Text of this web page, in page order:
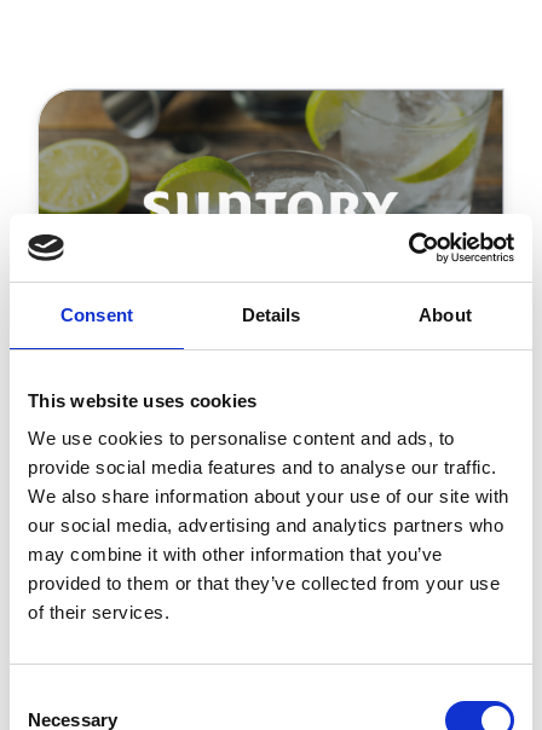
Consent Details About
This website uses cookies
We use cookies to personalise content and ads, to
provide social media features and to analyse our traffic.
We also share information about your use of our site with
our social media, advertising and analytics partners who
may combine it with other information that you’ve
provided to them or that they’ve collected from your use
of their services.
Selection
Necessary
Suntory:
Auftragsmanagement mit
hohem Volumen im großen
Maßstab
“Wir haben aufgehört, unsere
Aufträge manuell einzugeben, und
Qualität und Zusammenarbeit